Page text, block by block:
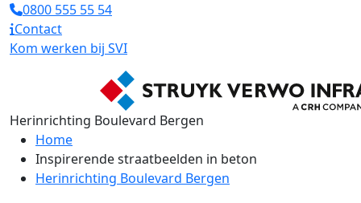
0800 555 55 54
Contact
Kom werken bij SVI
Herinrichting Boulevard Bergen
Home
Inspirerende straatbeelden in beton
Herinrichting Boulevard Bergen